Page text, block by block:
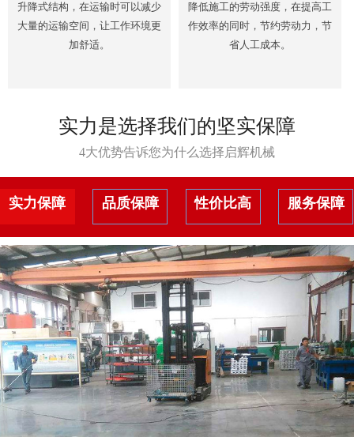
升降式结构，在运输时可以减少
大量的运输空间，让工作环境更
加舒适。
降低施工的劳动强度，在提高工
作效率的同时，节约劳动力，节
省人工成本。
实力是选择我们的坚实保障
4大优势告诉您为什么选择启辉机械
实力保障 品质保障 性价比高 服务保障